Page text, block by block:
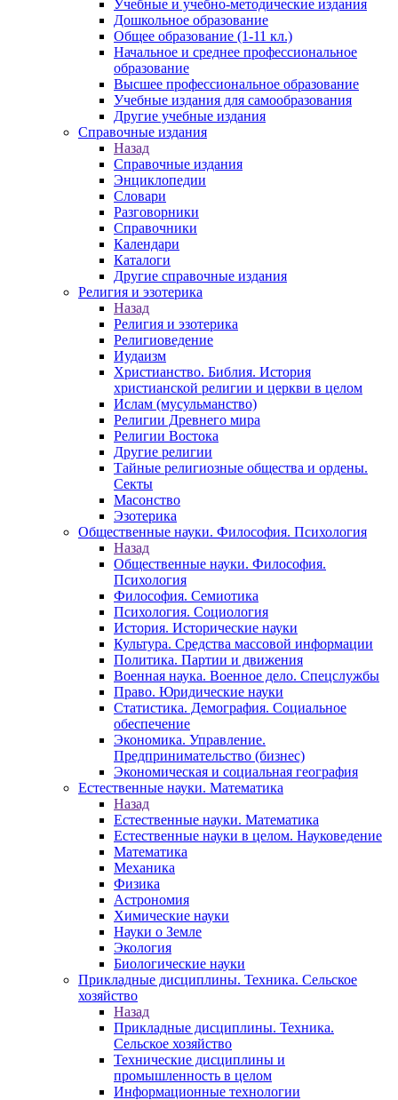
Учебные и учебно-методические издания
Дошкольное образование
Общее образование (1-11 кл.)
Начальное и среднее профессиональное
образование
Высшее профессиональное образование
Учебные издания для самообразования
Другие учебные издания
Справочные издания
Назад
Справочные издания
Энциклопедии
Словари
Разговорники
Справочники
Календари
Каталоги
Другие справочные издания
Религия и эзотерика
Назад
Религия и эзотерика
Религиоведение
Иудаизм
Христианство. Библия. История
христианской религии и церкви в целом
Ислам (мусульманство)
Религии Древнего мира
Религии Востока
Другие религии
Тайные религиозные общества и ордены.
Секты
Масонство
Эзотерика
Общественные науки. Философия. Психология
Назад
Общественные науки. Философия.
Психология
Философия. Семиотика
Психология. Социология
История. Исторические науки
Культура. Средства массовой информации
Политика. Партии и движения
Военная наука. Военное дело. Спецслужбы
Право. Юридические науки
Статистика. Демография. Социальное
обеспечение
Экономика. Управление.
Предпринимательство (бизнес)
Экономическая и социальная география
Естественные науки. Математика
Назад
Естественные науки. Математика
Естественные науки в целом. Науковедение
Математика
Механика
Физика
Астрономия
Химические науки
Науки о Земле
Экология
Биологические науки
Прикладные дисциплины. Техника. Сельское
хозяйство
Назад
Прикладные дисциплины. Техника.
Сельское хозяйство
Технические дисциплины и
промышленность в целом
Информационные технологии